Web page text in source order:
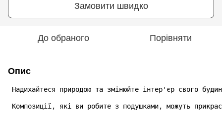
Замовити швидко
До обраного Порівняти
Опис
Надихайтеся природою та змінюйте інтер'єр свого
Композиції, які ви робите з подушками, можуть